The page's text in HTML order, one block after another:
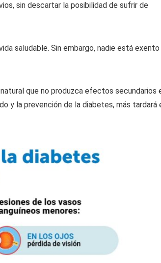
sin descartar la posibilidad de sufrir de
saludable. Sin embargo, nadie está exento
que no produzca efectos secundarios
y la prevención de la diabetes, más tardará